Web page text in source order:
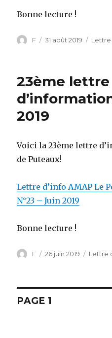
Bonne lecture !
Auteur
F
Publié
31 août 2019
23ème lettre
2019
Voici la 23èmelettre
de Puteaux!
Lettre d’info AMAP Le
N°23 – Juin 2019
Bonne lecture !
Auteur
F
Publié
26 juin 2019 Lettre
Navigation
PAGE 1